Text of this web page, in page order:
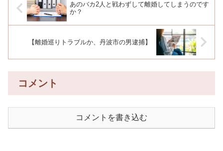
あのバカ2人と戦わずして離婚してしまうのです
か？
【離婚巡りトラブルか、丹波市の男逮捕】
コメント
コメントを書き込む